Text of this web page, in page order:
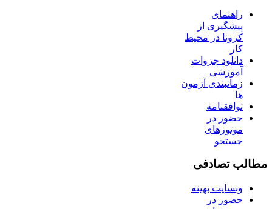
راهنمای
پیشگیری از
کرونا در محیط
کار
دانلود جزوات
آموزشی
زمانبندی آزمون
ها
توافقنامه
حضور در
موتورهای
جستجو
مطالب تصادفی
وبسایت بهینه
حضور در